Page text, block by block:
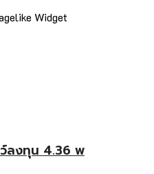
ว์ลงทุน 4.36 พ